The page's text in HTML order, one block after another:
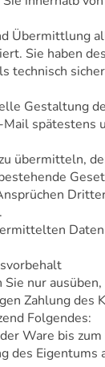
Übermittlung
Sie haben
technisch
Gestaltung
spätestens
übermitteln,
nur
Zahlung des
Folgendes:
Ware bis
des